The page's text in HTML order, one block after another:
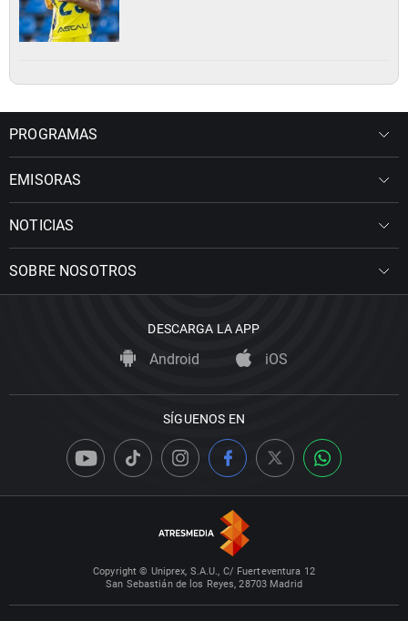
PROGRAMAS
EMISORAS
NOTICIAS
SOBRE NOSOTROS
DESCARGA LA APP
Android iOS
SÍGUENOS EN
Copyright © Uniprex, S.A.U., C/ Fuerteventura 12
San Sebastián de los Reyes, 28703 Madrid